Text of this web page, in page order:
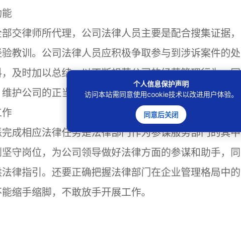
律师所代理，公司法律人员主要是配合搜集证据，
教训。公司法律人员应积极争取参与到涉诉案件的处
及时加以总结，以不断规范公司的经营管理行为，同
护公司的正当权益。
相应法律任务是法律部门作为参谋服务部门的其中
守岗位，为公司领导做好法律方面的参谋和助手，同
律指引。还要正确把握法律部门在企业管理格局中的
缩手缩脚，不敢放手开展工作。
个人信息保护声明
访问本站需同意使用cookie技术以改进用户体验。
同意后关闭